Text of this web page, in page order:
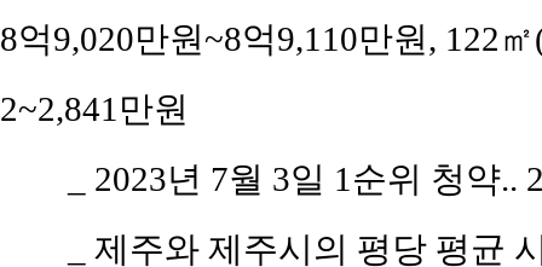
8억9,020만원~8억9,110만원, 122
2~2,841만원
_ 2023년 7월 3일 1순위 청약
_ 제주와 제주시의 평당 평균